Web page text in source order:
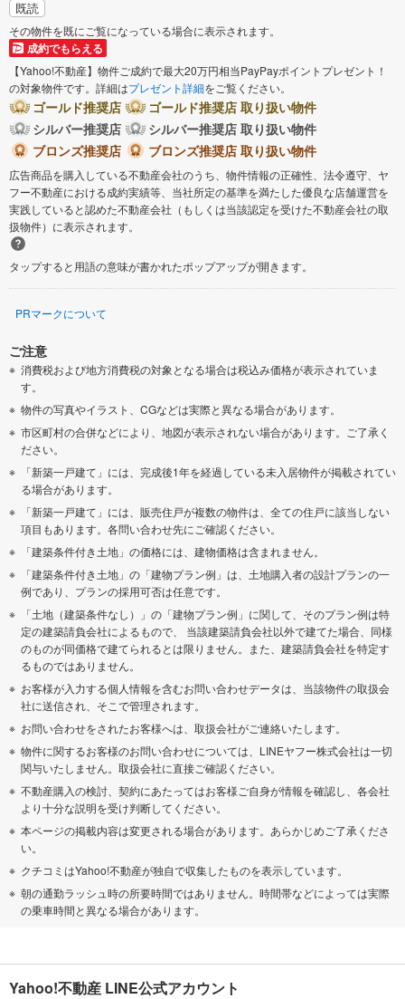
既読
その物件を既にご覧になっている場合に表示されます。
成約でもらえる
【Yahoo!不動産】物件ご成約で最大20万円相当PayPayポイントプレゼント！
の対象物件です。詳細はプレゼント詳細をご覧ください。
ゴールド推奨店
ゴールド推奨店 取り扱い物件
シルバー推奨店
シルバー推奨店 取り扱い物件
ブロンズ推奨店
ブロンズ推奨店 取り扱い物件
広告商品を購入している不動産会社のうち、物件情報の正確性、法令遵守、ヤ
フー不動産における成約実績等、当社所定の基準を満たした優良な店舗運営を
実践していると認めた不動産会社（もしくは当該認定を受けた不動産会社の取
扱物件）に表示されます。
タップすると用語の意味が書かれたポップアップが開きます。
PRマークについて
ご注意
消費税および地方消費税の対象となる場合は税込み価格が表示されていま
す。
物件の写真やイラスト、CGなどは実際と異なる場合があります。
市区町村の合併などにより、地図が表示されない場合があります。ご了承く
ださい。
「新築一戸建て」には、完成後1年を経過している未入居物件が掲載されてい
る場合があります。
「新築一戸建て」には、販売住戸が複数の物件は、全ての住戸に該当しない
項目もあります。各問い合わせ先にご確認ください。
「建築条件付き土地」の価格には、建物価格は含まれません。
「建築条件付き土地」の「建物プラン例」は、土地購入者の設計プランの一
例であり、プランの採用可否は任意です。
「土地（建築条件なし）」の「建物プラン例」に関して、そのプラン例は特
定の建築請負会社によるもので、 当該建築請負会社以外で建てた場合、同様
のものが同価格で建てられるとは限りません。また、建築請負会社を特定す
るものではありません。
お客様が入力する個人情報を含むお問い合わせデータは、当該物件の取扱会
社に送信され、そこで管理されます。
お問い合わせをされたお客様へは、取扱会社がご連絡いたします。
物件に関するお客様のお問い合わせについては、LINEヤフー株式会社は一切
関与いたしません。取扱会社に直接ご確認ください。
不動産購入の検討、契約にあたってはお客様ご自身が情報を確認し、各会社
より十分な説明を受け判断してください。
本ページの掲載内容は変更される場合があります。あらかじめご了承くださ
い。
クチコミはYahoo!不動産が独自で収集したものを表示しています。
朝の通勤ラッシュ時の所要時間ではありません。時間帯などによっては実際
の乗車時間と異なる場合があります。
Yahoo!不動産 LINE公式アカウント